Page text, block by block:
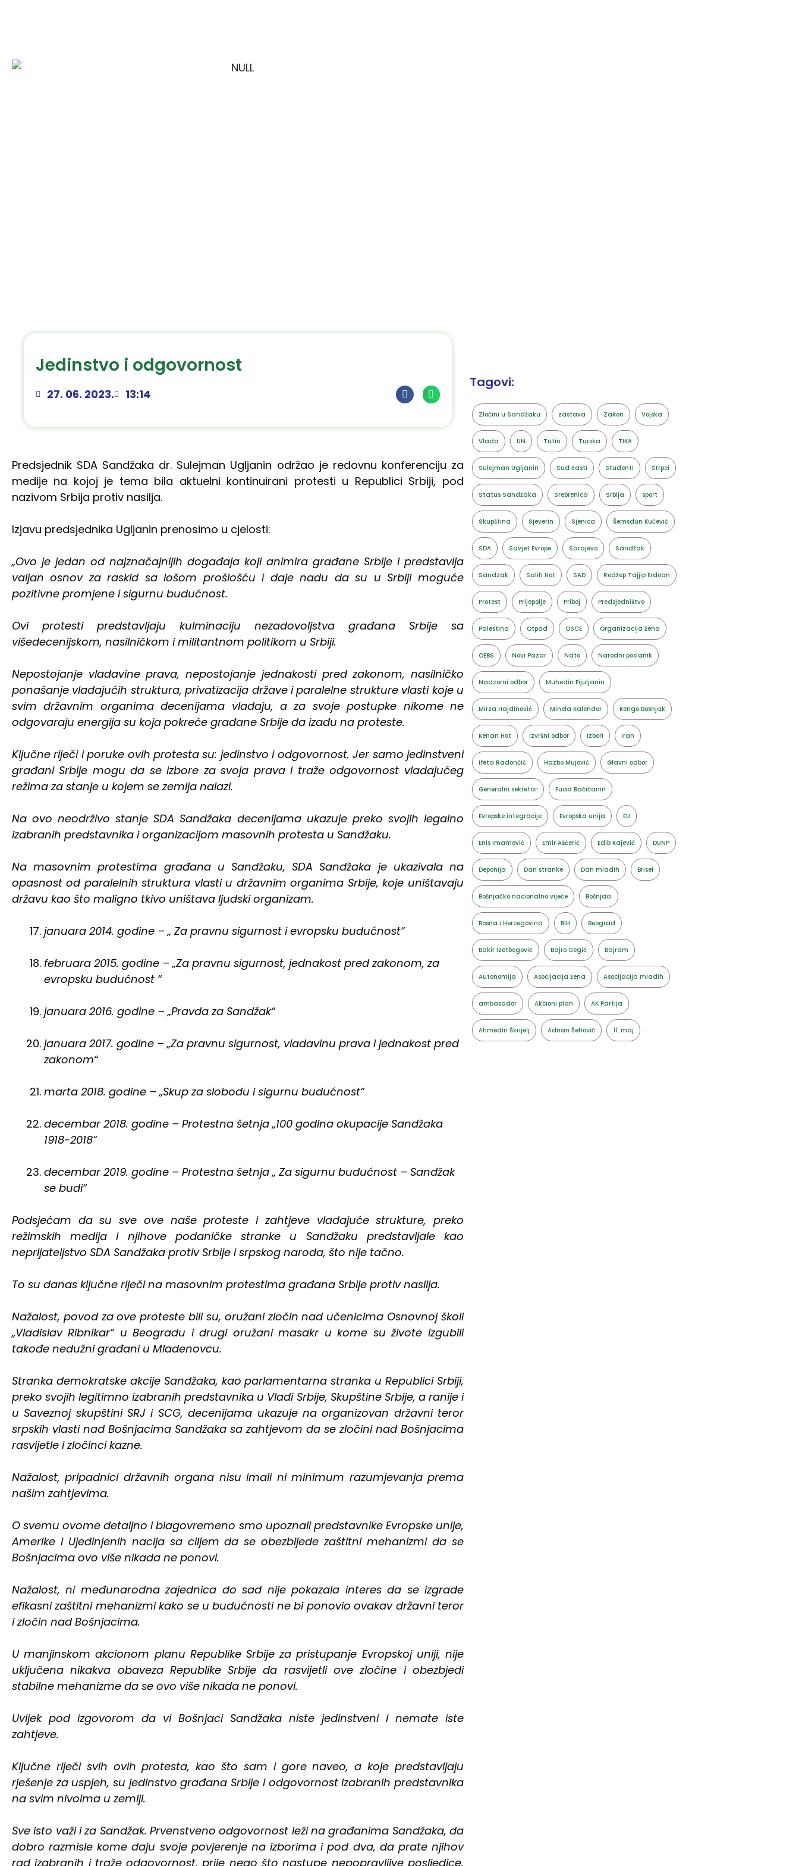
Jedinstvo i odgovornost
27. 06. 2023. 13:14
Predsjednik SDA Sandžaka dr. Sulejman Ugljanin održao je redovnu konferenciju za
medije na kojoj je tema bila aktuelni kontinuirani protesti u Republici Srbiji, pod
nazivom Srbija protiv nasilja.
Izjavu predsjednika Ugljanin prenosimo u cjelosti:
„Ovo je jedan od najznačajnijih događaja koji animira građane Srbije i predstavlja
valjan osnov za raskid sa lošom prošlošću i daje nadu da su u Srbiji moguće
pozitivne promjene i sigurnu budućnost.
Ovi protesti predstavljaju kulminaciju nezadovoljstva građana Srbije sa
višedecenijskom, nasilničkom i militantnom politikom u Srbiji.
Nepostojanje vladavine prava, nepostojanje jednakosti pred zakonom, nasilničko
ponašanje vladajućih struktura, privatizacija države i paralelne strukture vlasti koje u
svim državnim organima decenijama vladaju, a za svoje postupke nikome ne
odgovaraju energija su koja pokreće građane Srbije da izađu na proteste.
Ključne riječi i poruke ovih protesta su: jedinstvo i odgovornost. Jer samo jedinstveni
građani Srbije mogu da se izbore za svoja prava i traže odgovornost vladajućeg
režima za stanje u kojem se zemlja nalazi.
Na ovo neodrživo stanje SDA Sandžaka decenijama ukazuje preko svojih legalno
izabranih predstavnika i organizacijom masovnih protesta u Sandžaku.
Na masovnim protestima građana u Sandžaku, SDA Sandžaka je ukazivala na
opasnost od paralelnih struktura vlasti u državnim organima Srbije, koje uništavaju
državu kao što maligno tkivo uništava ljudski organizam.
januara 2014. godine – „ Za pravnu sigurnost i evropsku budućnost“
februara 2015. godine – „Za pravnu sigurnost, jednakost pred zakonom, za
evropsku budućnost “
januara 2016. godine – „Pravda za Sandžak“
januara 2017. godine – „Za pravnu sigurnost, vladavinu prava i jednakost pred
zakonom“
marta 2018. godine – „Skup za slobodu i sigurnu budućnost“
decembar 2018. godine – Protestna šetnja „100 godina okupacije Sandžaka
1918-2018“
decembar 2019. godine – Protestna šetnja „ Za sigurnu budućnost – Sandžak
se budi“
Podsjećam da su sve ove naše proteste i zahtjeve vladajuće strukture, preko
režimskih medija i njihove podaničke stranke u Sandžaku predstavljale kao
neprijateljstvo SDA Sandžaka protiv Srbije i srpskog naroda, što nije tačno.
To su danas ključne riječi na masovnim protestima građana Srbije protiv nasilja.
Nažalost, povod za ove proteste bili su, oružani zločin nad učenicima Osnovnoj školi
„Vladislav Ribnikar“ u Beogradu i drugi oružani masakr u kome su živote izgubili
takođe nedužni građani u Mladenovcu.
Stranka demokratske akcije Sandžaka, kao parlamentarna stranka u Republici Srbiji,
preko svojih legitimno izabranih predstavnika u Vladi Srbije, Skupštine Srbije, a ranije i
u Saveznoj skupštini SRJ i SCG, decenijama ukazuje na organizovan državni teror
srpskih vlasti nad Bošnjacima Sandžaka sa zahtjevom da se zločini nad Bošnjacima
rasvijetle i zločinci kazne.
Nažalost, pripadnici državnih organa nisu imali ni minimum razumjevanja prema
našim zahtjevima.
O svemu ovome detaljno i blagovremeno smo upoznali predstavnike Evropske unije,
Amerike i Ujedinjenih nacija sa ciljem da se obezbijede zaštitni mehanizmi da se
Bošnjacima ovo više nikada ne ponovi.
Nažalost, ni međunarodna zajednica do sad nije pokazala interes da se izgrade
efikasni zaštitni mehanizmi kako se u budućnosti ne bi ponovio ovakav državni teror
i zločin nad Bošnjacima.
U manjinskom akcionom planu Republike Srbije za pristupanje Evropskoj uniji, nije
uključena nikakva obaveza Republike Srbije da rasvijetli ove zločine i obezbjedi
stabilne mehanizme da se ovo više nikada ne ponovi.
Uvijek pod izgovorom da vi Bošnjaci Sandžaka niste jedinstveni i nemate iste
zahtjeve.
Ključne riječi svih ovih protesta, kao što sam i gore naveo, a koje predstavljaju
rješenje za uspjeh, su jedinstvo građana Srbije i odgovornost izabranih predstavnika
na svim nivoima u zemlji.
Sve isto važi i za Sandžak. Prvenstveno odgovornost leži na građanima Sandžaka, da
dobro razmisle kome daju svoje povjerenje na izborima i pod dva, da prate njihov
rad izabranih i traže odgovornost, prije nego što nastupe nepopravljive posljedice.
Tagovi:
Zločini u Sandžaku zastava Zakon Vojska
Vlada UN Tutin Turska TIKA
Sulejman Ugljanin Sud časti Studenti Štrpci
Status Sandžaka Srebrenica Srbija sport
Skupština Sjeverin Sjenica Šemsdun Kučević
SDA Savjet Evrope Sarajevo Sandžak
Sandzak Salih Hot SAD Redžep Tajjip Erdoan
Protest Prijepolje Priboj Predsjedništvo
Palestina Otpad OSCE Organizacija žena
OEBS Novi Pazar Nato Narodni poslanik
Nadzorni odbor Muhedin Fijuljanin
Mirza Hajdinović Minela Kalender Kengo Bošnjak
Kenan Hot Izvršni odbor Izbori Iran
Ifeta Radončić Hazbo Mujović Glavni odbor
Generalni sekretar Fuad Baćićanin
Evropske integracije Evropska unija EU
Enis Imamović Emir Ašćerić Edib Kajević DUNP
Deponija Dan stranke Dan mladih Brisel
Bošnjačko nacionalno vijeće Bošnjaci
Bosna i Hercegovina BIH Beograd
Bakir Izetbegović Bajro Gegić Bajram
Autonomija Asocijacija žena Asocijacija mladih
ambasador Akcioni plan AK Partija
Ahmedin Škrijelj Adnan Šehović 11. maj